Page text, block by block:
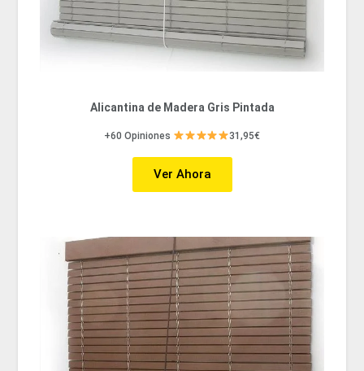
Alicantina de Madera Gris Pintada
+60 Opiniones 31,95€
Ver Ahora